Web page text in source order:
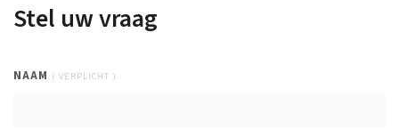
Stel uw vraag
NAAM ( VERPLICHT )